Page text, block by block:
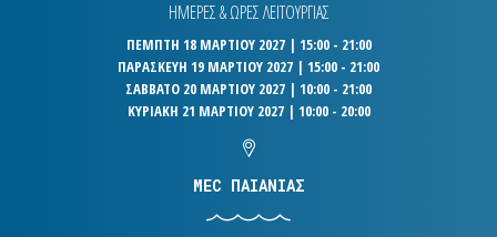
ΗΜΕΡΕΣ & ΩΡΕΣ ΛΕΙΤΟΥΡΓΙΑΣ
ΠΕΜΠΤΗ 18 ΜΑΡΤΙΟΥ 2027 | 15:00 - 21:00
ΠΑΡΑΣΚΕΥΗ 19 ΜΑΡΤΙΟΥ 2027 | 15:00 - 21:00
ΣΑΒΒΑΤΟ 20 ΜΑΡΤΙΟΥ 2027 | 10:00 - 21:00
ΚΥΡΙΑΚΗ 21 ΜΑΡΤΙΟΥ 2027 | 10:00 - 20:00
MEC ΠΑΙΑΝΙΑΣ